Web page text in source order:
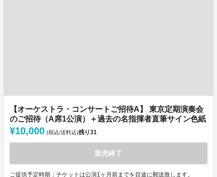
【オーケストラ・コンサートご招待A】 東京定期演奏会
のご招待（A席1公演）＋過去の名指揮者直筆サイン色紙
¥10,000 (税込/送料込)残り31
販売終了
ご提供予定時期：チケットは公演1ヶ月前までを目途に郵送致します。